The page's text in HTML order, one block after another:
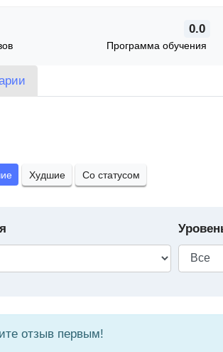
0.0
Программа обучения
Худшие Со статусом
отзыв первым!